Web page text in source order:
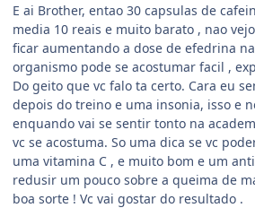
E ai Brother, entao 30 capsulas de
media 10 reais e muito barato , nao
ficar aumentando a dose de efedrina
organismo pode se acostumar facil ,
Do geito que vc falo ta certo. Cara eu
depois do treino e uma insonia, isso e
enquando vai se sentir tonto na
vc se acostuma. So uma dica se vc
uma vitamina C , e muito bom e um
redusir um pouco sobre a queima de
boa sorte ! Vc vai gostar do resultado .